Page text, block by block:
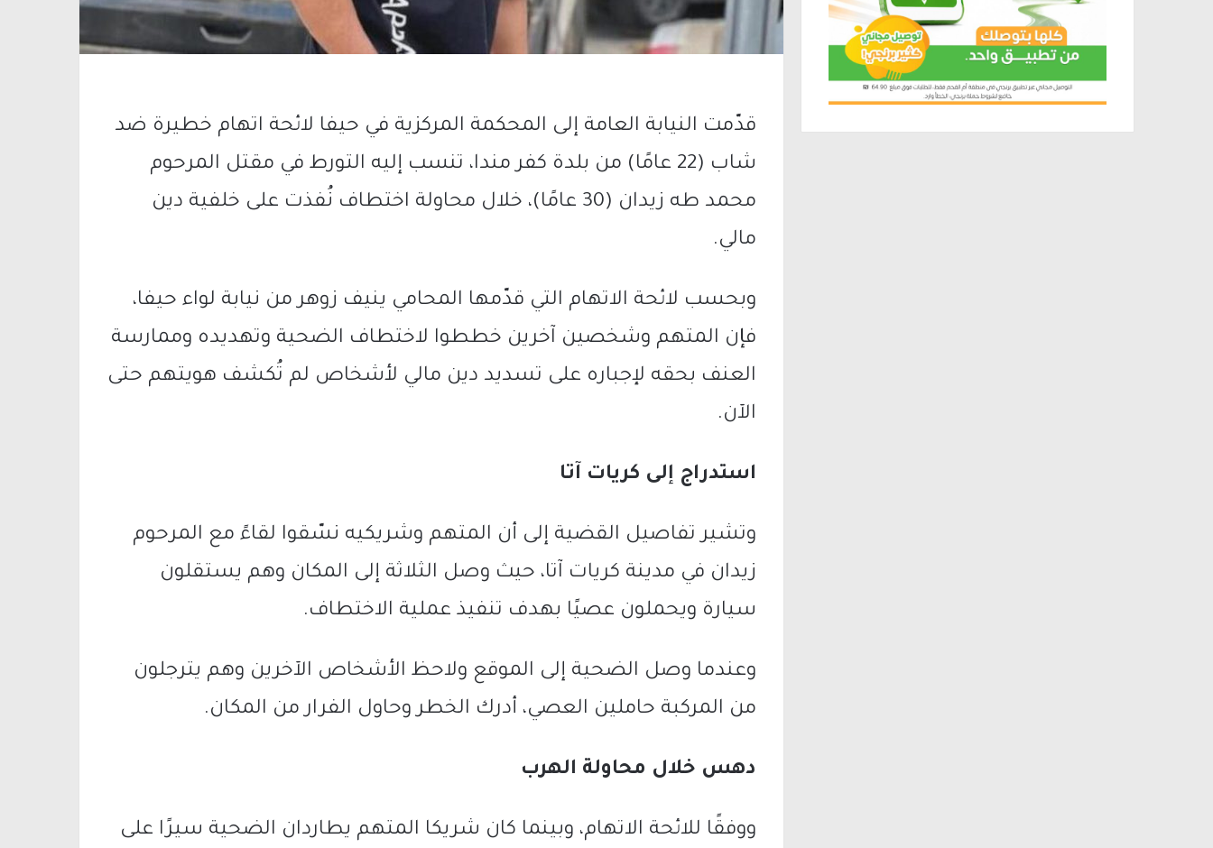
قدّمت النيابة العامة إلى المحكمة المركزية في حيفا لائحة اتهام خطيرة ضد
شاب (22 عامًا) من بلدة كفر مندا، تنسب إليه التورط في مقتل المرحوم
محمد طه زيدان (30 عامًا)، خلال محاولة اختطاف نُفذت على خلفية دين
مالي.
وبحسب لائحة الاتهام التي قدّمها المحامي ينيف زوهر من نيابة لواء حيفا،
فإن المتهم وشخصين آخرين خططوا لاختطاف الضحية وتهديده وممارسة
العنف بحقه لإجباره على تسديد دين مالي لأشخاص لم تُكشف هويتهم حتى
الآن.
استدراج إلى كريات آتا
وتشير تفاصيل القضية إلى أن المتهم وشريكيه نسّقوا لقاءً مع المرحوم
زيدان في مدينة كريات آتا، حيث وصل الثلاثة إلى المكان وهم يستقلون
سيارة ويحملون عصيًا بهدف تنفيذ عملية الاختطاف.
وعندما وصل الضحية إلى الموقع ولاحظ الأشخاص الآخرين وهم يترجلون
من المركبة حاملين العصي، أدرك الخطر وحاول الفرار من المكان.
دهس خلال محاولة الهرب
ووفقًا للائحة الاتهام، وبينما كان شريكا المتهم يطاردان الضحية سيرًا على